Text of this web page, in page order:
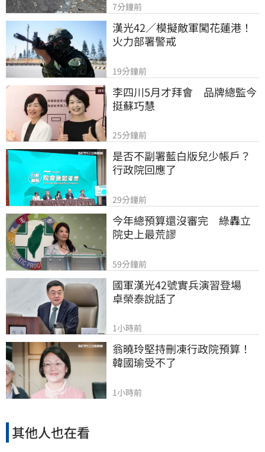
7分鐘前
漢光42／模擬敵軍闖花蓮港！
火力部署警戒
19分鐘前
李四川5月才拜會　品牌總監今
挺蘇巧慧
25分鐘前
是否不副署藍白版兒少帳戶？
行政院回應了
29分鐘前
今年總預算還沒審完　綠轟立
院史上最荒謬
59分鐘前
國軍漢光42號實兵演習登場
卓榮泰說話了
1小時前
翁曉玲堅持刪凍行政院預算！
韓國瑜受不了
1小時前
其他人也在看